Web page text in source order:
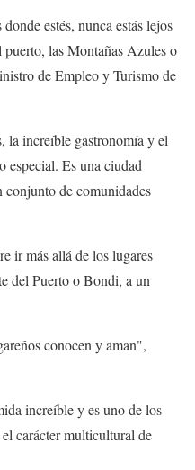
estés, nunca estás lejos
puerto, las Montañas Azules o
de Empleo y Turismo de
la increíble gastronomía y el
especial. Es una ciudad
conjunto de comunidades
ir más allá de los lugares
del Puerto o Bondi, a un
conocen y aman",
increíble y es uno de los
carácter multicultural de